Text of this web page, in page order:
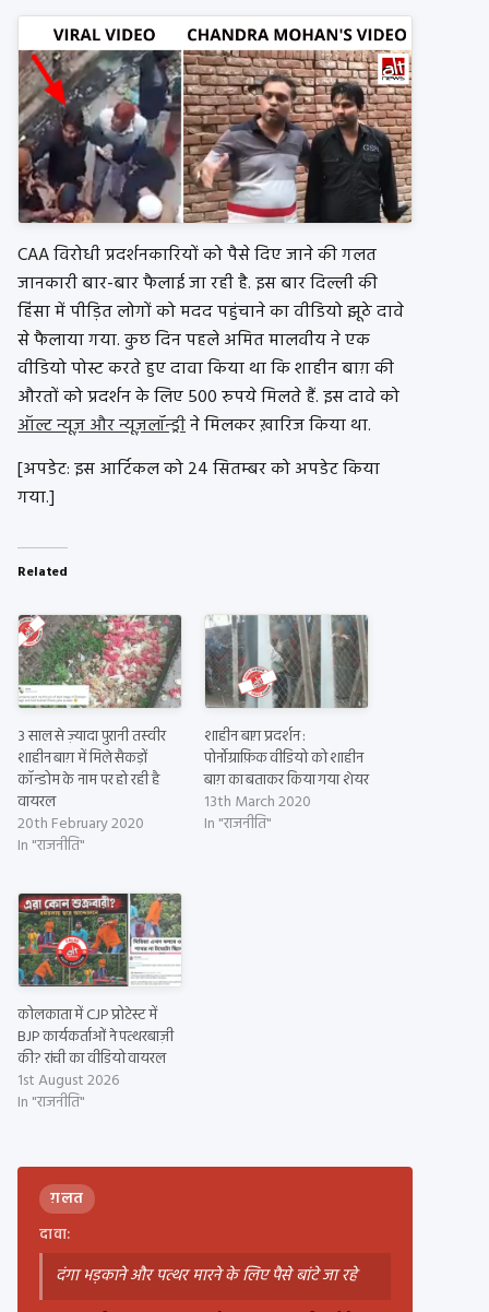
CAA विरोधी प्रदर्शनकारियों को पैसे दिए जाने की गलत
जानकारी बार-बार फैलाई जा रही है. इस बार दिल्ली की
हिंसा में पीड़ित लोगों को मदद पहुंचाने का वीडियो झूठे दावे
से फैलाया गया. कुछ दिन पहले अमित मालवीय ने एक
वीडियो पोस्ट करते हुए दावा किया था कि शाहीन बाग़ की
औरतों को प्रदर्शन के लिए 500 रुपये मिलते हैं. इस दावे को
ऑल्ट न्यूज़ और न्यूज़लॉन्ड्रीने मिलकर ख़ारिज किया था.
[अपडेट: इस आर्टिकल को 24 सितम्बर को अपडेट किया
गया.]
Related
3 साल से ज़्यादा पुरानी तस्वीर
शाहीन बाग़ में मिले सैकड़ों
कॉन्डोम के नाम पर हो रही है
वायरल
20th February 2020
In "राजनीति"
शाहीन बाग़ प्रदर्शन :
पोर्नोग्राफ़िक वीडियो को शाहीन
बाग़ का बताकर किया गया शेयर
13th March 2020
In "राजनीति"
कोलकाता में CJP प्रोटेस्ट में
BJP कार्यकर्ताओं ने पत्थरबाज़ी
की? रांची का वीडियो वायरल
1st August 2026
In "राजनीति"
ग़लत
दावा:
दंगा भड़काने और पत्थर मारने के लिए पैसे बांटे जा रहे